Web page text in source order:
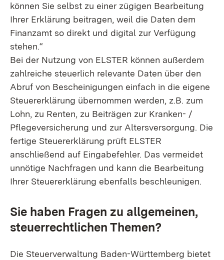
können Sie selbst zu einer zügigen Bearbeitung
Ihrer Erklärung beitragen, weil die Daten dem
Finanzamt so direkt und digital zur Verfügung
stehen.“
Bei der Nutzung von ELSTER können außerdem
zahlreiche steuerlich relevante Daten über den
Abruf von Bescheinigungen einfach in die eigene
Steuererklärung übernommen werden, z.B. zum
Lohn, zu Renten, zu Beiträgen zur Kranken- /
Pflegeversicherung und zur Altersversorgung. Die
fertige Steuererklärung prüft ELSTER
anschließend auf Eingabefehler. Das vermeidet
unnötige Nachfragen und kann die Bearbeitung
Ihrer Steuererklärung ebenfalls beschleunigen.
Sie haben Fragen zu allgemeinen,
steuerrechtlichen Themen?
Die Steuerverwaltung Baden-Württemberg bietet